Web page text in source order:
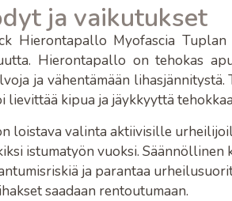
ja vaikutukset
Hierontapallo Myofascia
Hierontapallo on tehokas
ja vähentämään
lievittää kipua ja jäykkyyttä
loistava valinta aktiivisille
istumatyön vuoksi.
ja parantaa
saadaan rentoutumaan.